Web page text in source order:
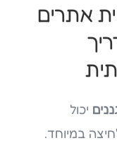
אתרים
יכול
במיוחד.